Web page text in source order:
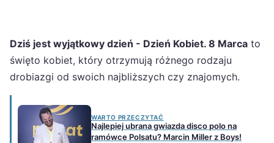
Dziś jest wyjątkowy dzień - Dzień Kobiet. 8 Marca to
święto kobiet, który otrzymują różnego rodzaju
drobiazgi od swoich najbliższych czy znajomych.
WARTO PRZECZYTAĆ
Najlepiej ubrana gwiazda disco polo na
ramówce Polsatu? Marcin Miller z Boys!